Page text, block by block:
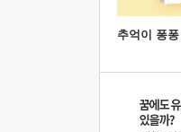
추억이 퐁